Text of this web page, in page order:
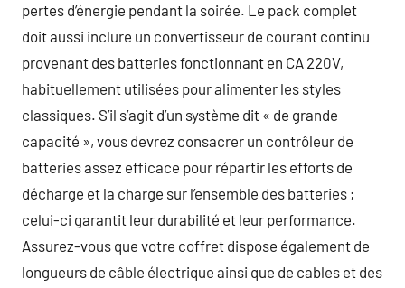
pertes d’énergie pendant la soirée. Le pack complet
doit aussi inclure un convertisseur de courant continu
provenant des batteries fonctionnant en CA 220V,
habituellement utilisées pour alimenter les styles
classiques. S’il s’agit d’un système dit « de grande
capacité », vous devrez consacrer un contrôleur de
batteries assez efficace pour répartir les efforts de
décharge et la charge sur l’ensemble des batteries ;
celui-ci garantit leur durabilité et leur performance.
Assurez-vous que votre coffret dispose également de
longueurs de câble électrique ainsi que de cables et des